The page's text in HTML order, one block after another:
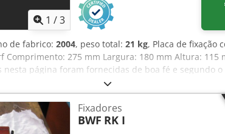
1 /3
de fabrico: 2004, peso total: 21 kg, Placa de fixação
Comprimento: 275 mm Largura: 180 mm Altura: 115
nesta página foram fornecidas de boa fé e segundo
bem como, quando possível, obtidas do fabricante.
precisão não pode ser garantida. Assim, não
que verifique todos os detalhes
Fixadores
BWF RK I